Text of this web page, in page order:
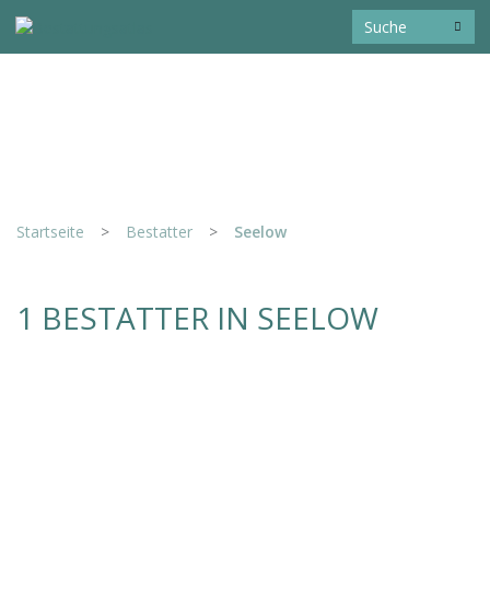
Startseite > Bestatter > Seelow
1 BESTATTER IN SEELOW